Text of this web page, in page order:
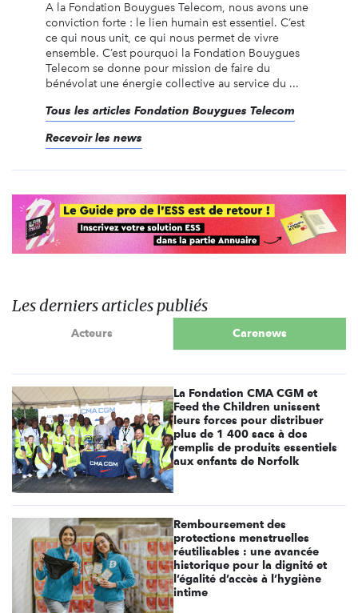
A la Fondation Bouygues Telecom, nous avons une
conviction forte : le lien humain est essentiel. C’est
ce qui nous unit, ce qui nous permet de vivre
ensemble. C’est pourquoi la Fondation Bouygues
Telecom se donne pour mission de faire du
bénévolat une énergie collective au service du ...
Tous les articles Fondation Bouygues Telecom
Recevoir les news
Les derniers articles publiés
Acteurs Carenews
La Fondation CMA CGM et
Feed the Children unissent
leurs forces pour distribuer
plus de 1 400 sacs à dos
remplis de produits essentiels
aux enfants de Norfolk
Remboursement des
protections menstruelles
réutilisables : une avancée
historique pour la dignité et
l’égalité d’accès à l’hygiène
intime